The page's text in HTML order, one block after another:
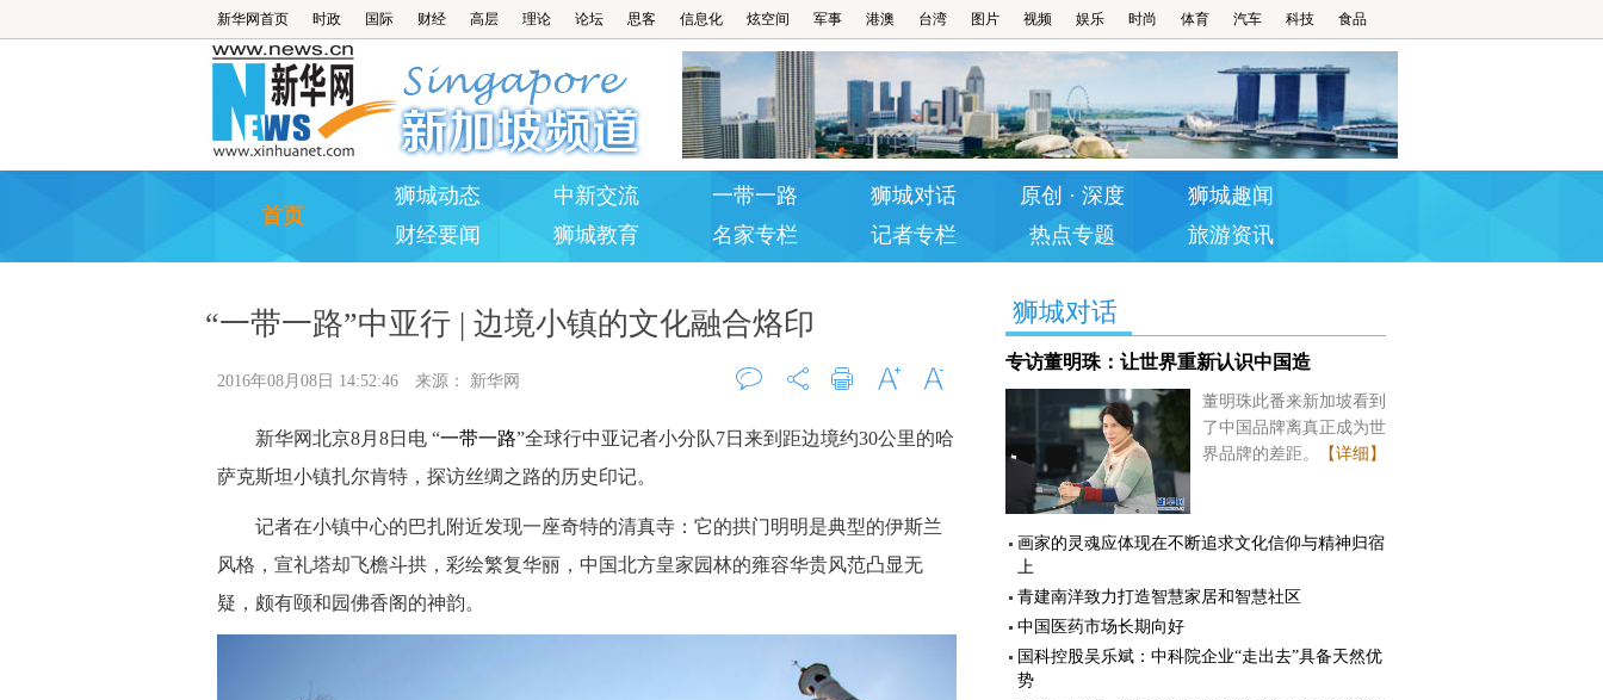
新华网首页 时政 国际 财经 高层 理论 论坛 思客 信息化 炫空间 军事 港澳 台湾 图片 视频 娱乐 时尚 体育 汽车 科技 食品
首页
狮城动态 中新交流 一带一路 狮城对话 原创 · 深度
狮城趣闻
财经要闻
狮城教育 名家专栏 记者专栏 热点专题 旅游资讯
狮城对话
专访董明珠：让世界重新认识中国造
董明珠此番来新加坡看到
了中国品牌离真正成为世
界品牌的差距。
【详细】
画家的灵魂应体现在不断追求文化信仰与精神归宿
上
青建南洋致力打造智慧家居和智慧社区
中国医药市场长期向好
国科控股吴乐斌：中科院企业“走出去”具备天然优
势
“一带一路”中亚行 | 边境小镇的文化融合烙印
2016年08月08日 14:52:46 来源： 新华网
评论 打印 字大 字小
新华网北京8月8日电 “一带一路”全球行中亚记者小分队7日来到距边境约30公里的哈
萨克斯坦小镇扎尔肯特，探访丝绸之路的历史印记。
记者在小镇中心的巴扎附近发现一座奇特的清真寺：它的拱门明明是典型的伊斯兰
风格，宣礼塔却飞檐斗拱，彩绘繁复华丽，中国北方皇家园林的雍容华贵风范凸显无
疑，颇有颐和园佛香阁的神韵。